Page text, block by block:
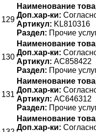
129
Наименование
Доп.хар-ки:
Артикул: KL810316
Раздел: Прочие
130
Наименование
Доп.хар-ки:
Артикул: АС858422
Раздел: Прочие
131
Наименование
Доп.хар-ки:
Артикул: АС646312
Раздел: Прочие
Наименование
Доп.хар-ки: